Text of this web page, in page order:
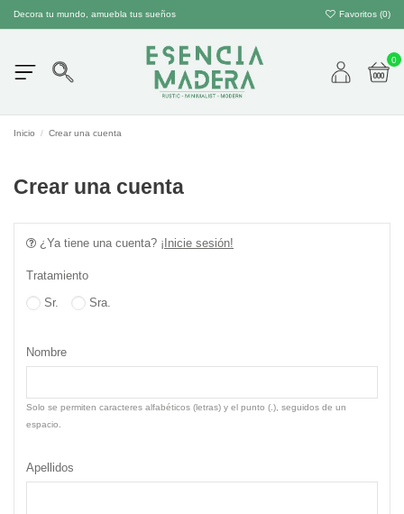
Decora tu mundo, amuebla tus sueños Favoritos (0)
0
Inicio Crear una cuenta
Crear una cuenta
¿Ya tiene una cuenta? ¡Inicie sesión!
Tratamiento
Sr. Sra.
Nombre
Solo se permiten caracteres alfabéticos (letras) y el punto (.), seguidos de un
espacio.
Apellidos